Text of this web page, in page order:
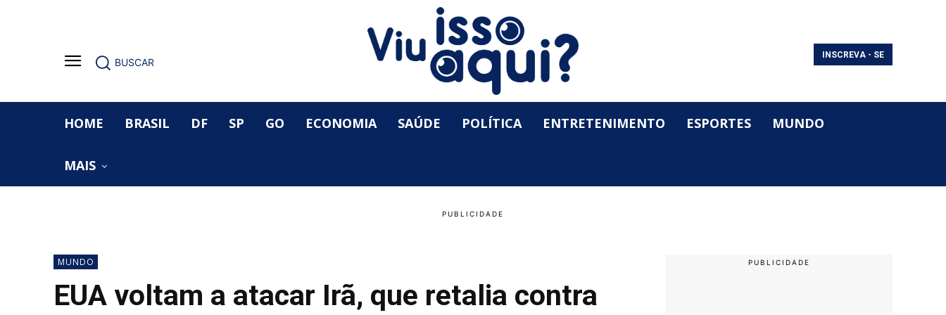
BUSCAR
INSCREVA - SE
HOME BRASIL DF SP GO ECONOMIA SAÚDE POLÍTICA ENTRETENIMENTO ESPORTES MUNDO
MAIS
MUNDO
EUA voltam a atacar Irã, que retalia contra